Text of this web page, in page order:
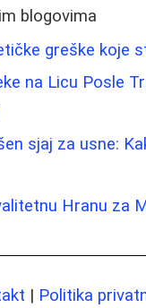
blogovima
greške koje
na Licu Posle
sjaj za usne:
Hranu za
| Politika